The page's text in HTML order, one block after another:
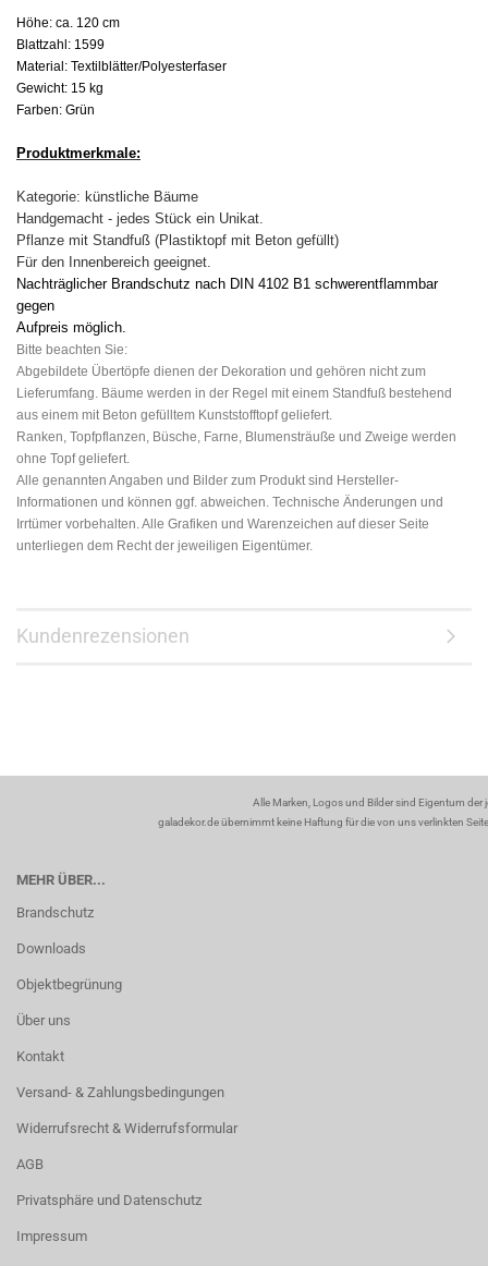
Höhe: ca. 120 cm
Blattzahl: 1599
Material: Textilblätter/Polyesterfaser
Gewicht: 15 kg
Farben: Grün
Produktmerkmale:
Kategorie: künstliche Bäume
Handgemacht - jedes Stück ein Unikat.
Pflanze mit Standfuß (Plastiktopf mit Beton gefüllt)
Für den Innenbereich geeignet.
Nachträglicher Brandschutz nach DIN 4102 B1 schwerentflammbar
gegen
Aufpreis möglich.
Bitte beachten Sie:
Abgebildete Übertöpfe dienen der Dekoration und gehören nicht zum
Lieferumfang. Bäume werden in der Regel mit einem Standfuß bestehend
aus einem mit Beton gefülltem Kunststofftopf geliefert.
Ranken, Topfpflanzen, Büsche, Farne, Blumensträuße und Zweige werden
ohne Topf geliefert.
Alle genannten Angaben und Bilder zum Produkt sind Hersteller-
Informationen und können ggf. abweichen. Technische Änderungen und
Irrtümer vorbehalten. Alle Grafiken und Warenzeichen auf dieser Seite
unterliegen dem Recht der jeweiligen Eigentümer.
Kundenrezensionen
Alle Marken, Logos und Bilder sind Eigentum
galadekor.de übernimmt keine Haftung für die von uns verlinkten
MEHR ÜBER...
Brandschutz
Downloads
Objektbegrünung
Über uns
Kontakt
Versand- & Zahlungsbedingungen
Widerrufsrecht & Widerrufsformular
AGB
Privatsphäre und Datenschutz
Impressum